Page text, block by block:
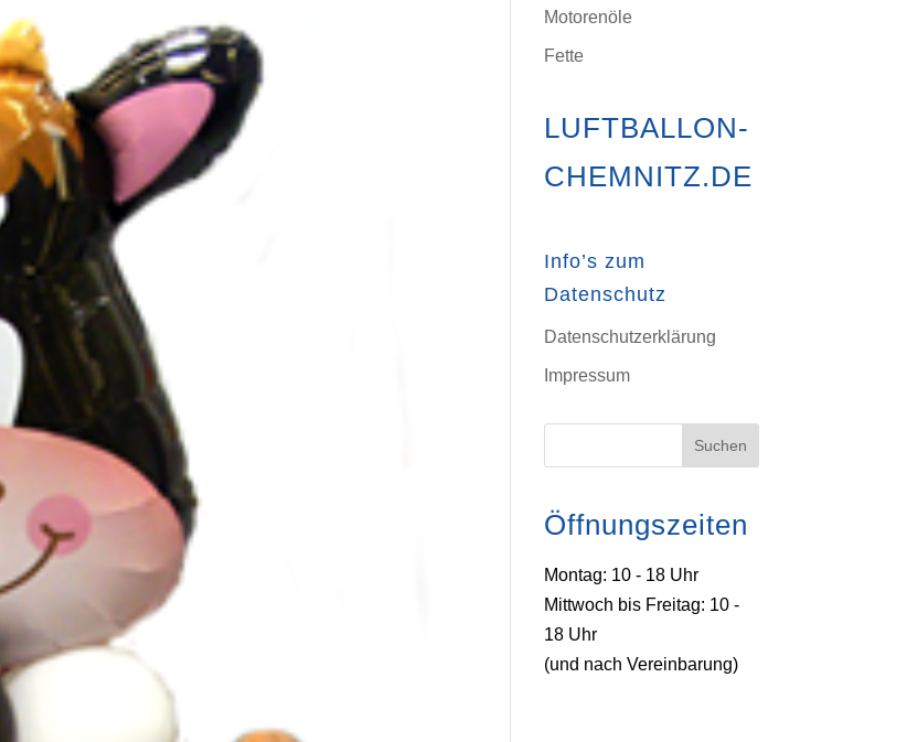
Motorenöle
Fette
LUFTBALLON-
CHEMNITZ.DE
Info’s zum
Datenschutz
Datenschutzerklärung
Impressum
Öffnungszeiten
Montag: 10 - 18 Uhr
Mittwoch bis Freitag: 10 -
18 Uhr
(und nach Vereinbarung)